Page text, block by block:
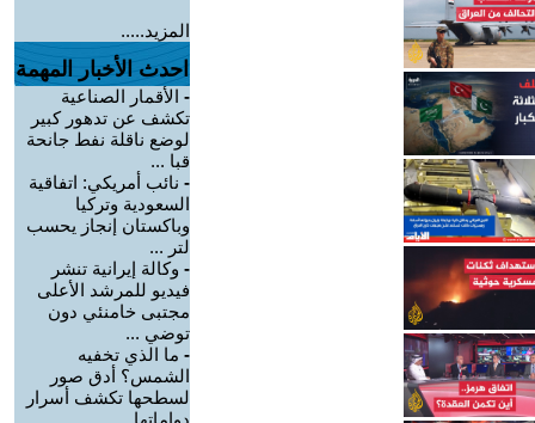
المزيد.....
احدث الأخبار المهمة
- الأقمار الصناعية
تكشف عن تدهور كبير
لوضع ناقلة نفط جانحة
قبا ...
- نائب أمريكي: اتفاقية
السعودية وتركيا
وباكستان إنجاز يحسب
لتر ...
- وكالة إيرانية تنشر
فيديو للمرشد الأعلى
مجتبى خامنئي دون
توضي ...
- ما الذي تخفيه
الشمس؟ أدق صور
لسطحها تكشف أسرار
دواماتها